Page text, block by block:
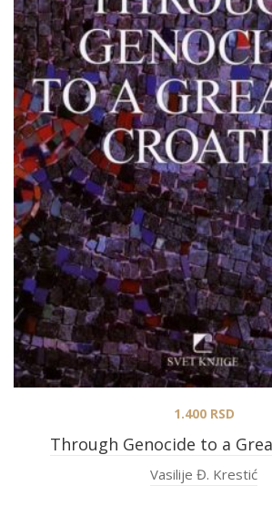
Through Genocide to a
1.400RSD
Vasilije Đ. Krestić